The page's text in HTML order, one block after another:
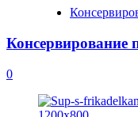
Консервирование
0